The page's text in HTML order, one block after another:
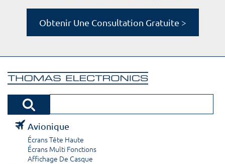
Obtenir Une Consultation Gratuite >
Avionique
Écrans Tête Haute
Écrans Multi Fonctions
Affichage De Casque